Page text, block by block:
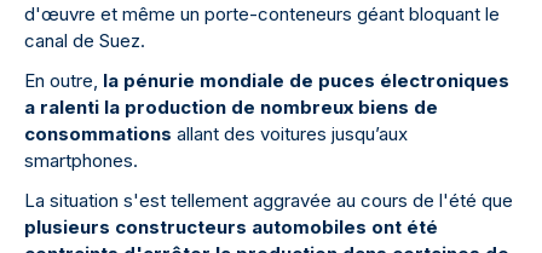
d'œuvre et même un porte-conteneurs géant bloquant le
canal de Suez.
En outre, la pénurie mondiale de puces électroniques
a ralenti la production de nombreux biens de
consommations allant des voitures jusqu’aux
smartphones.
La situation s'est tellement aggravée au cours de l'été que
plusieurs constructeurs automobiles ont été